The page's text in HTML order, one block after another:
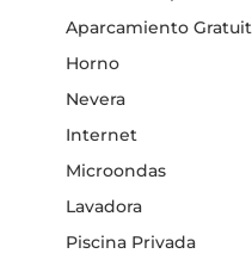
Aparcamiento
Horno
Nevera
Internet
Microondas
Lavadora
Piscina Privada